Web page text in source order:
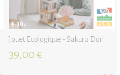
Jouet Ecologique - Sakura Dori
39,00 €